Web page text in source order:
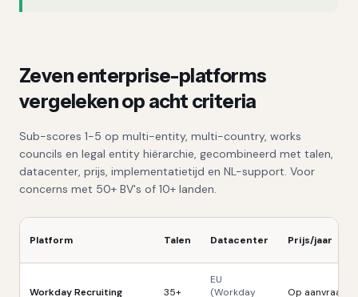
Zeven enterprise-platforms
vergeleken op acht criteria
Sub-scores 1-5 op multi-entity, multi-country, works
councils en legal entity hiërarchie, gecombineerd met talen,
datacenter, prijs, implementatietijd en NL-support. Voor
concerns met 50+ BV's of 10+ landen.
Platform Talen Datacenter Prijs/jaar
Workday Recruiting 35+
EU
(Workday
Op aanvraag